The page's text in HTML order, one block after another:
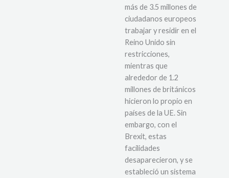
más de 3.5 millones de
ciudadanos europeos
trabajar y residir en el
Reino Unido sin
restricciones,
mientras que
alrededor de 1.2
millones de británicos
hicieron lo propio en
países de la UE. Sin
embargo, con el
Brexit, estas
facilidades
desaparecieron, y se
estableció un sistema